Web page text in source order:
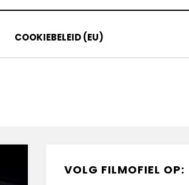
COOKIEBELEID (EU)
VOLG FILMOFIEL OP: